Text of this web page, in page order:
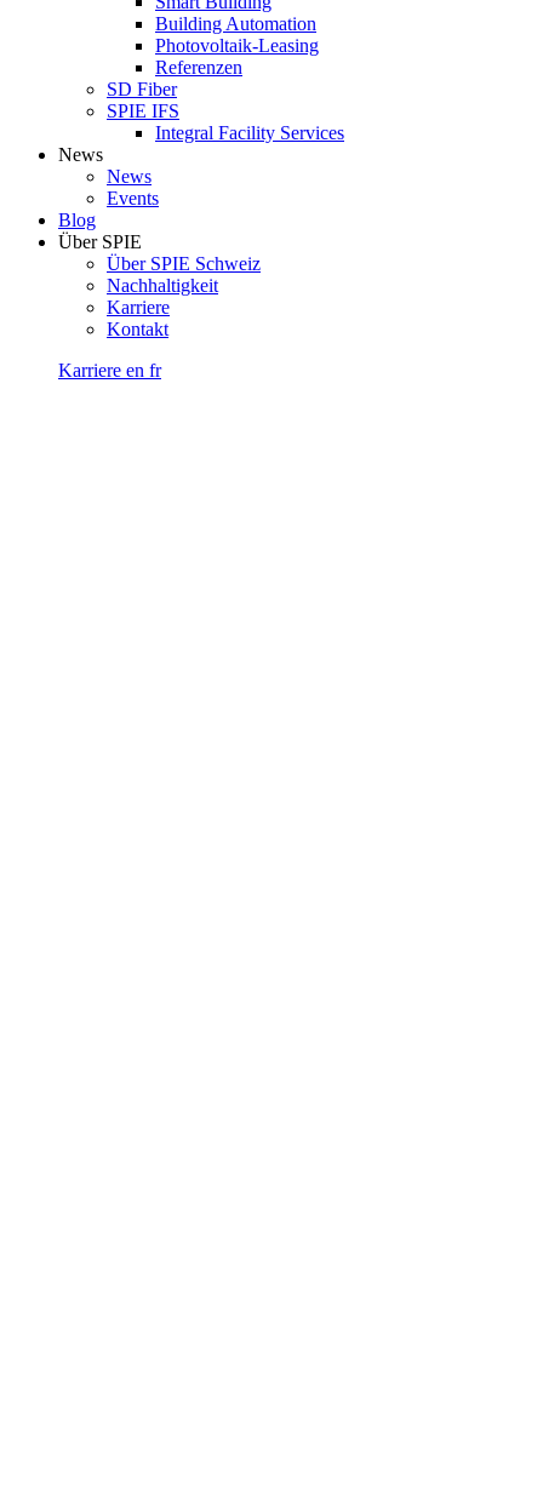
Building Automation
Photovoltaik-Leasing
Referenzen
SD Fiber
SPIE IFS
Integral Facility Services
News
News
Events
Blog
Über SPIE
Über SPIE Schweiz
Nachhaltigkeit
Karriere
Kontakt
Karriere en fr